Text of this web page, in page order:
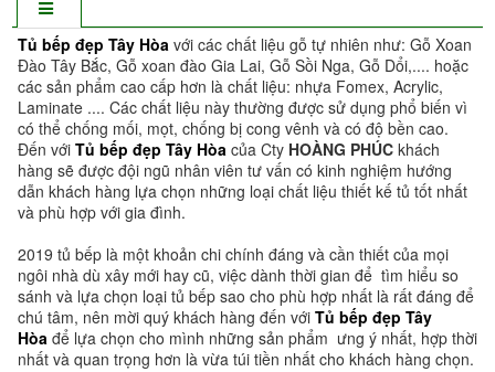
Tủ bếp đẹp Tây Hòa với các chất liệu gỗ tự nhiên như: Gỗ Xoan
Đào Tây Bắc, Gỗ xoan đào Gia Lai, Gỗ Sồi Nga, Gỗ Dổi,.... hoặc
các sản phẩm cao cấp hơn là chất liệu: nhựa Fomex, Acrylic,
Laminate .... Các chất liệu này thường được sử dụng phổ biến vì
có thể chống mối, mọt, chống bị cong vênh và có độ bền cao.
Đến với Tủ bếp đẹp Tây Hòa của Cty HOÀNG PHÚC khách
hàng sẽ được đội ngũ nhân viên tư vấn có kinh nghiệm hướng
dẫn khách hàng lựa chọn những loại chất liệu thiết kế tủ tốt nhất
và phù hợp với gia đình.
2019 tủ bếp là một khoản chi chính đáng và cần thiết của mọi
ngôi nhà dù xây mới hay cũ, việc dành thời gian để tìm hiểu so
sánh và lựa chọn loại tủ bếp sao cho phù hợp nhất là rất đáng để
chú tâm, nên mời quý khách hàng đến với Tủ bếp đẹp Tây
Hòa để lựa chọn cho mình những sản phẩm ưng ý nhất, hợp thời
nhất và quan trọng hơn là vừa túi tiền nhất cho khách hàng chọn.